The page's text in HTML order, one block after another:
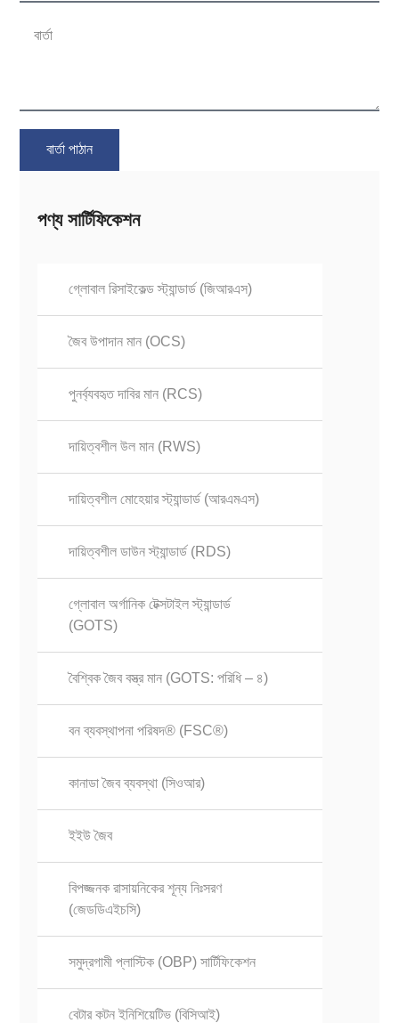
পণ্য সার্টিফিকেশন
গ্লোবাল রিসাইকেল্ড স্ট্যান্ডার্ড (জিআরএস)
জৈব উপাদান মান (OCS)
পুনর্ব্যবহৃত দাবির মান (RCS)
দায়িত্বশীল উল মান (RWS)
দায়িত্বশীল মোহেয়ার স্ট্যান্ডার্ড (আরএমএস)
দায়িত্বশীল ডাউন স্ট্যান্ডার্ড (RDS)
গ্লোবাল অর্গানিক টেক্সটাইল স্ট্যান্ডার্ড
(GOTS)
বৈশ্বিক জৈব বস্ত্র মান (GOTS: পরিধি – ৪)
বন ব্যবস্থাপনা পরিষদ® (FSC®)
কানাডা জৈব ব্যবস্থা (সিওআর)
ইইউ জৈব
বিপজ্জনক রাসায়নিকের শূন্য নিঃসরণ
(জেডডিএইচসি)
সমুদ্রগামী প্লাস্টিক (OBP) সার্টিফিকেশন
বেটার কটন ইনিশিয়েটিভ (বিসিআই)
বার্তা পাঠান